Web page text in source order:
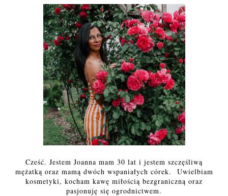
Cześć. Jestem Joanna mam 30 lat i jestem szczęśliwą
mężatką oraz mamą dwóch wspaniałych córek. Uwielbiam
kosmetyki, kocham kawę miłością bezgraniczną oraz
pasjonuję się ogrodnictwem.